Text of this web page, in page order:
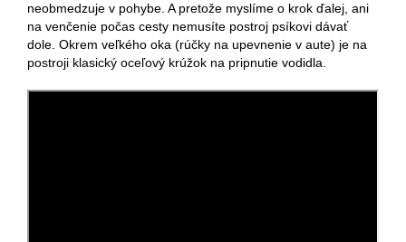
neobmedzuje v pohybe. A pretože myslíme o krok ďalej, ani
na venčenie počas cesty nemusíte postroj psíkovi dávať
dole. Okrem veľkého oka (rúčky na upevnenie v aute) je na
postroji klasický oceľový krúžok na pripnutie vodidla.